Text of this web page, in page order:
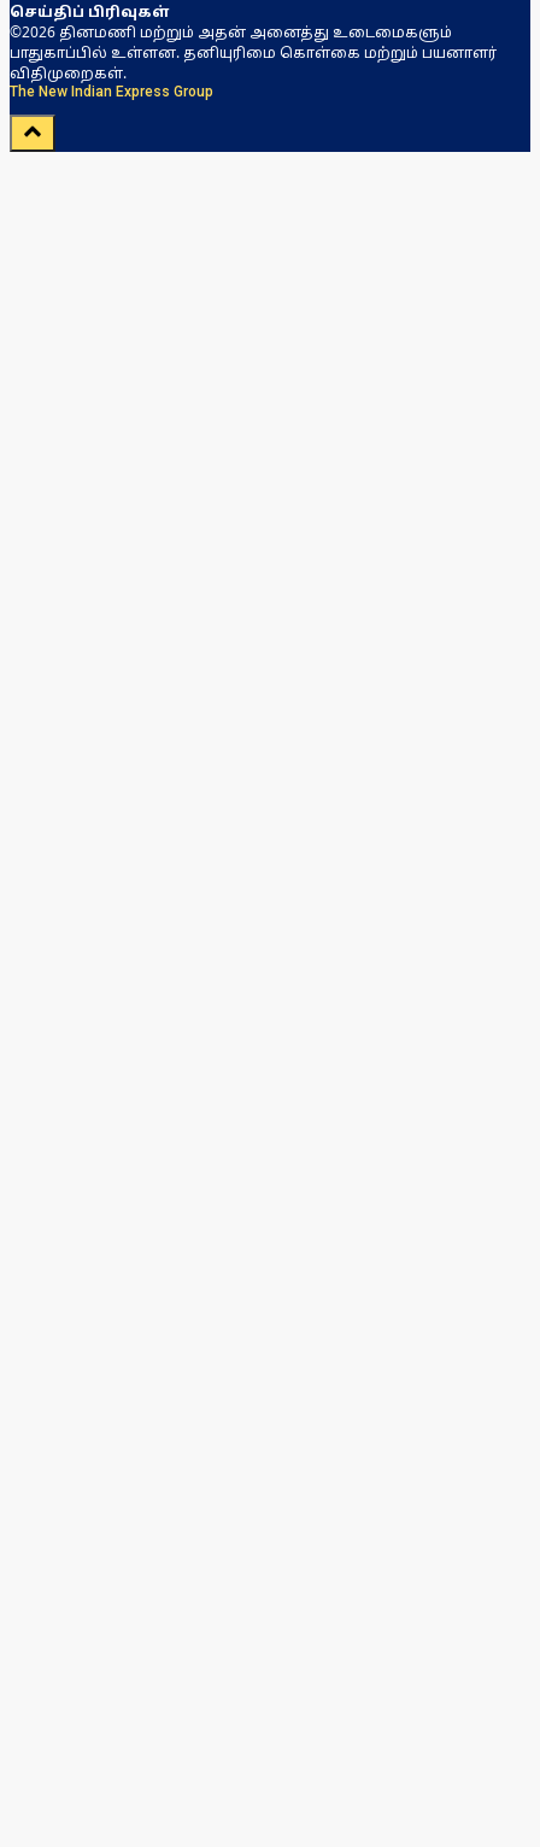
செய்திப் பிரிவுகள்
©2026 தினமணி மற்றும் அதன் அனைத்து உடைமைகளும்
பாதுகாப்பில் உள்ளன. தனியுரிமை கொள்கை மற்றும் பயனாளர்
விதிமுறைகள்.
The New Indian Express Group